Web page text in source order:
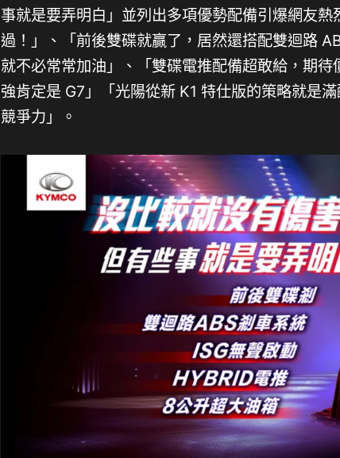
事就是要弄明白」並列出多項優勢配備引爆網友
過！」、「前後雙碟就贏了，居然還搭配雙迴路
就不必常常加油」、「雙碟電推配備超敢給，期
強肯定是 G7」「光陽從新 K1 特仕版的策略就是
競爭力」。